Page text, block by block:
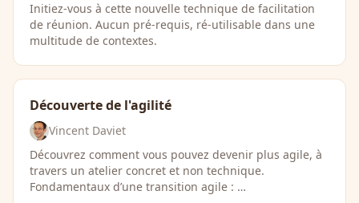
Initiez-vous à cette nouvelle technique de facilitation
de réunion. Aucun pré-requis, ré-utilisable dans une
multitude de contextes.
Découverte de l'agilité
Vincent Daviet
Découvrez comment vous pouvez devenir plus agile, à
travers un atelier concret et non technique.
Fondamentaux d’une transition agile : …